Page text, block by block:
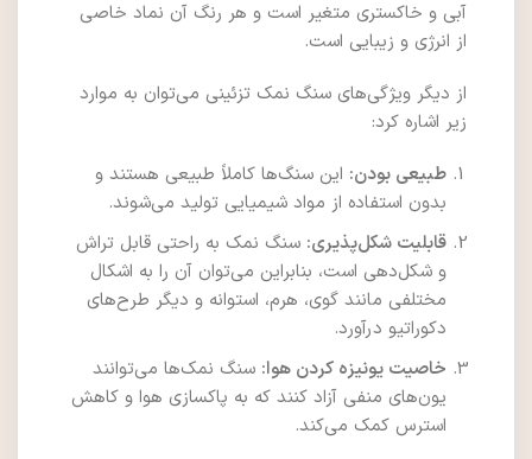
آبی و خاکستری متغیر است و هر رنگ آن نماد خاصی
از انرژی و زیبایی است.
از دیگر ویژگی‌های سنگ نمک تزئینی می‌توان به موارد
زیر اشاره کرد:
طبیعی بودن: این سنگ‌ها کاملاً طبیعی هستند و
بدون استفاده از مواد شیمیایی تولید می‌شوند.
قابلیت شکل‌پذیری: سنگ نمک به راحتی قابل تراش
و شکل‌دهی است، بنابراین می‌توان آن را به اشکال
مختلفی مانند گوی، هرم، استوانه و دیگر طرح‌های
دکوراتیو درآورد.
خاصیت یونیزه کردن هوا: سنگ نمک‌ها می‌توانند
یون‌های منفی آزاد کنند که به پاکسازی هوا و کاهش
استرس کمک می‌کند.